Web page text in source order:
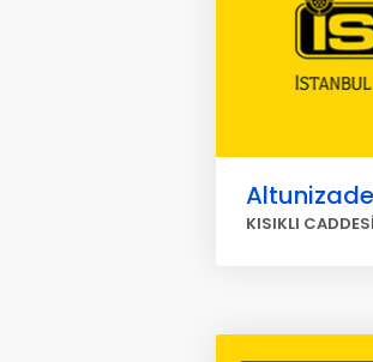
KISIKLI